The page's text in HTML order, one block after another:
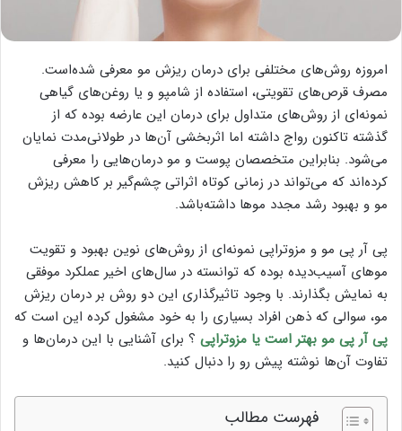
امروزه روش‌های مختلفی برای درمان ریزش مو معرفی شده‌است.
مصرف قرص‌های تقویتی، استفاده از شامپو و یا روغن‌های گیاهی
نمونه‌ای از روش‌های متداول برای درمان این عارضه بوده که از
گذشته تاکنون رواج داشته اما اثربخشی آن‌ها در طولانی‌مدت نمایان
می‌شود. بنابراین متخصصان پوست و مو درمان‌هایی را معرفی
کرده‌اند که می‌تواند در زمانی کوتاه اثراتی چشم‌گیر بر کاهش ریزش
مو و بهبود رشد مجدد موها داشته‌باشد.
پی آر پی مو و مزوتراپی نمونه‌ای از روش‌های نوین بهبود و تقویت
موهای آسیب‌دیده بوده که توانسته در سال‌های اخیر عملکرد موفقی
به نمایش بگذارند. با وجود تاثیرگذاری این دو روش بر درمان ریزش
مو، سوالی که ذهن افراد بسیاری را به خود مشغول کرده این است که
پی آر پی مو بهتر است یا مزوتراپی ؟ برای آشنایی با این درمان‌ها و
تفاوت آن‌ها نوشته پیش رو را دنبال کنید.
فهرست مطالب